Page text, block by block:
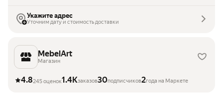
Укажите адрес
Уточним дату и стоимость доставки
MebelArt
Магазин
4.8245 оценок1.4Kзаказов30подписчиков2года на Маркете